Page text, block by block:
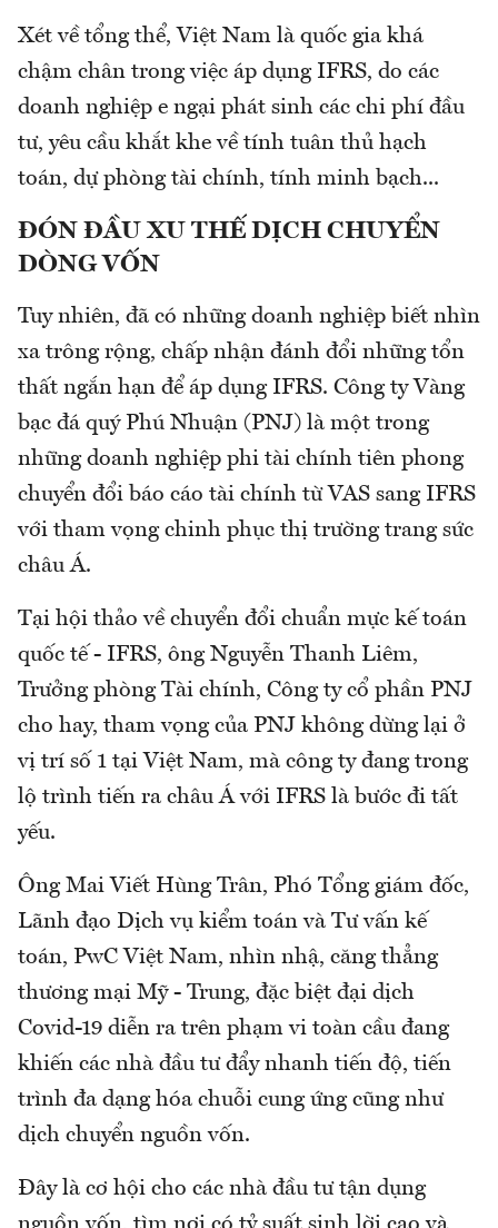
Xét về tổng thể, Việt Nam là quốc gia khá
chậm chân trong việc áp dụng IFRS, do các
doanh nghiệp e ngại phát sinh các chi phí đầu
tư, yêu cầu khắt khe về tính tuân thủ hạch
toán, dự phòng tài chính, tính minh bạch...
ĐÓN ĐẦU XU THẾ DỊCH CHUYỂN
DÒNG VỐN
Tuy nhiên, đã có những doanh nghiệp biết nhìn
xa trông rộng, chấp nhận đánh đổi những tổn
thất ngắn hạn để áp dụng IFRS. Công ty Vàng
bạc đá quý Phú Nhuận (PNJ) là một trong
những doanh nghiệp phi tài chính tiên phong
chuyển đổi báo cáo tài chính từ VAS sang IFRS
với tham vọng chinh phục thị trường trang sức
châu Á.
Tại hội thảo về chuyển đổi chuẩn mực kế toán
quốc tế - IFRS, ông Nguyễn Thanh Liêm,
Trưởng phòng Tài chính, Công ty cổ phần PNJ
cho hay, tham vọng của PNJ không dừng lại ở
vị trí số 1 tại Việt Nam, mà công ty đang trong
lộ trình tiến ra châu Á với IFRS là bước đi tất
yếu.
Ông Mai Viết Hùng Trân, Phó Tổng giám đốc,
Lãnh đạo Dịch vụ kiểm toán và Tư vấn kế
toán, PwC Việt Nam, nhìn nhậ, căng thẳng
thương mại Mỹ - Trung, đặc biệt đại dịch
Covid-19 diễn ra trên phạm vi toàn cầu đang
khiến các nhà đầu tư đẩy nhanh tiến độ, tiến
trình đa dạng hóa chuỗi cung ứng cũng như
dịch chuyển nguồn vốn.
Đây là cơ hội cho các nhà đầu tư tận dụng